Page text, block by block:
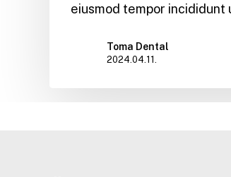
eiusmod tempor incididunt
Toma Dental
2024.04.11.